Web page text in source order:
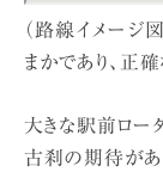
（路線イメージ
まかであり、正確
大きな駅前ロー
古刹の期待があ